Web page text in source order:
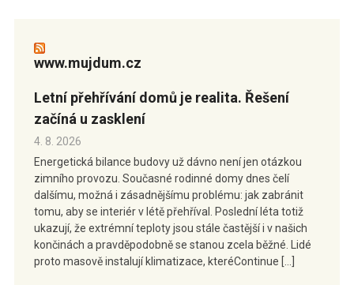
www.mujdum.cz
Letní přehřívání domů je realita. Řešení
začíná u zasklení
4. 8. 2026
Energetická bilance budovy už dávno není jen otázkou
zimního provozu. Současné rodinné domy dnes čelí
dalšímu, možná i zásadnějšímu problému: jak zabránit
tomu, aby se interiér v létě přehříval. Poslední léta totiž
ukazují, že extrémní teploty jsou stále častější i v našich
končinách a pravděpodobně se stanou zcela běžné. Lidé
proto masově instalují klimatizace, kteréContinue […]